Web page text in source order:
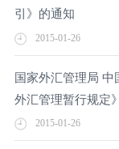
引》的通知
2015-01-26
国家外汇管理局
外汇管理暂行规定
2015-01-26